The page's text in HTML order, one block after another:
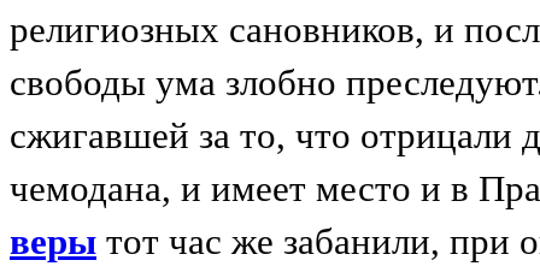
религиозных сановников, и
свободы ума злобно
сжигавшей за то, что отрицали
чемодана, и имеет место и в
веры тот час же забанили, при